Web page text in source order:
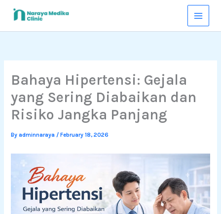
Bahaya Hipertensi: Gejala
yang Sering Diabaikan dan
Risiko Jangka Panjang
Byadminnaraya /February 18, 2026